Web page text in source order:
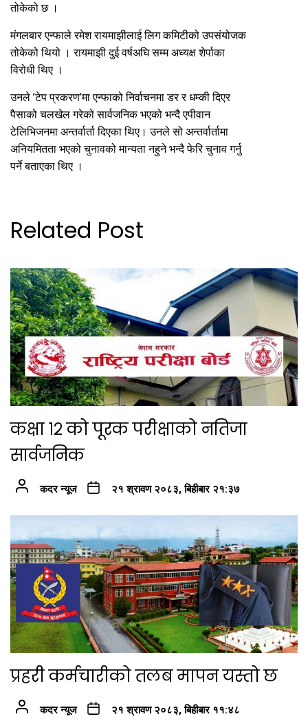
तोकेको छ ।
मंगलबार एन्फाले रमेश रायमाझीलाई लिग कमिटीको उपसंयोजक
तोकेको थियो । रायमाझी दुई वर्षअघि सम्म अध्यक्ष शेर्पाका
विरोधी थिए ।
उनले ’टेप प्रकरण’मा एन्फाको निर्वाचनमा डर र धम्की दिएर
पैसाको चलखेल गरेको सार्वजनिक भएको भन्दै एपीवान
टेलिभिजनमा अन्तर्वार्ता दिएका थिए। उनले सो अन्तर्वार्तामा
अनियमितता भएको चुनावको मान्यता नहुने भन्दै फेरि चुनाव गर्नु
पर्ने बताएका थिए ।
Related Post
कक्षा १२ को पूरक परीक्षाको नतिजा
सार्वजनिक
कदर न्यूज २१ श्रावण २०८३, बिहीबार २१:३७
प्रहरी कर्मचारीको तलब मापन यस्तो छ
कदर न्यूज २१ श्रावण २०८३, बिहीबार ११:४८